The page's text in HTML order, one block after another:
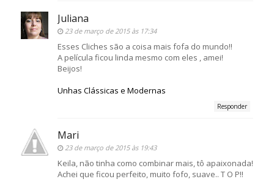
Juliana
23 de março de 2015 às 17:34
Esses Cliches são a coisa mais fofa do mundo!!
A película ficou linda mesmo com eles , amei!
Beijos!
Unhas Clássicas e Modernas
Responder
Mari
23 de março de 2015 às 19:43
Keila, não tinha como combinar mais, tô apaixonada!
Achei que ficou perfeito, muito fofo, suave.. T O P!!